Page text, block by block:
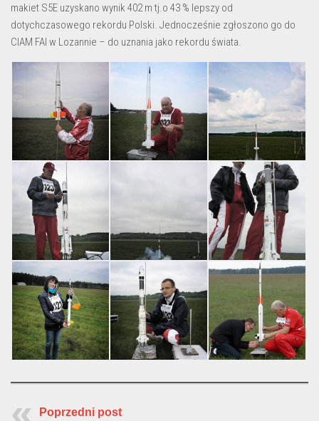
makiet S5E uzyskano wynik 402 m tj.o 43 % lepszy od
dotychczasowego rekordu Polski. Jednocześnie zgłoszono go do
CIAM FAI w Lozannie – do uznania jako rekordu świata.
Poprzedni post